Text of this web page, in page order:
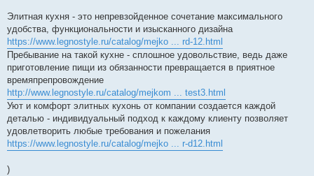
Элитная кухня - это непревзойденное сочетание максимального
удобства, функциональности и изысканного дизайна
https://www.legnostyle.ru/catalog/mejko ... rd-12.html
Пребывание на такой кухне - сплошное удовольствие, ведь даже
приготовление пищи из обязанности превращается в приятное
времяпрепровождение
http://www.legnostyle.ru/catalog/mejkom ... test3.html
Уют и комфорт элитных кухонь от компании создается каждой
деталью - индивидуальный подход к каждому клиенту позволяет
удовлетворить любые требования и пожелания
https://www.legnostyle.ru/catalog/mejko ... r-d12.html
)